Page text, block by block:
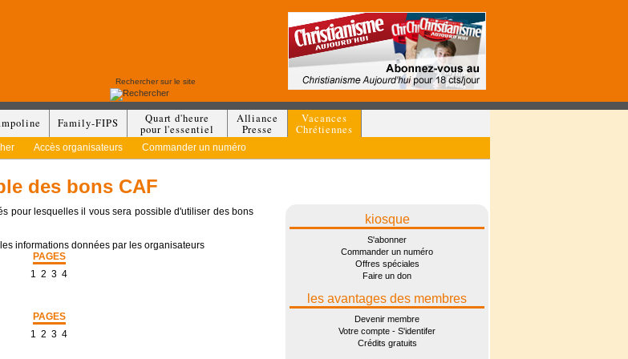
Family-FIPS
Quart d'heure
pour l'essentiel
Alliance
Presse
Vacances
Chrétiennes
Accès organisateurs Commander un numéro
des bons CAF
pour lesquelles il vous sera possible d'utiliser des bons
informations données par les organisateurs
PAGES
1 2 3 4
PAGES
1 2 3 4
kiosque
S'abonner
Commander un numéro
Offres spéciales
Faire un don
les avantages des membres
Devenir membre
Votre compte - S'identifer
Crédits gratuits